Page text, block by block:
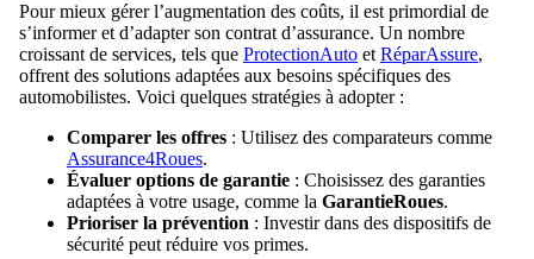
Pour mieux gérer l’augmentation des coûts, il est primordial de
s’informer et d’adapter son contrat d’assurance. Un nombre
croissant de services, tels que ProtectionAuto et RéparAssure,
offrent des solutions adaptées aux besoins spécifiques des
automobilistes. Voici quelques stratégies à adopter :
Comparer les offres : Utilisez des comparateurs comme
Assurance4Roues.
Évaluer options de garantie : Choisissez des garanties
adaptées à votre usage, comme la GarantieRoues.
Prioriser la prévention : Investir dans des dispositifs de
sécurité peut réduire vos primes.